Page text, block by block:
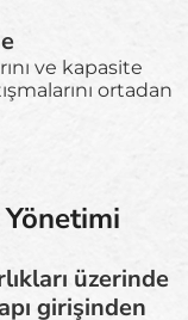
ve kapasite
ortadan
üzerinde
girişinden